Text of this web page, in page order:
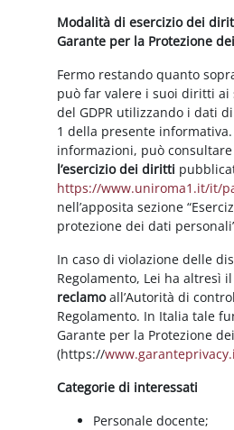
Modalità di esercizio dei
Garante per la Protezione
Fermo restando quanto
può far valere i suoi diritti ai
del GDPR utilizzando i dati
1 della presente
informazioni, può
l’esercizio dei diritti
https://www.uniroma1.it/it/
nell’apposita sezione
protezione dei dati
In caso di violazione delle
Regolamento, Lei ha altresì
reclamoall’Autorità di
Regolamento. In Italia tale
Garante per la Protezione
(https://
Categorie di interessati
Personale docente;